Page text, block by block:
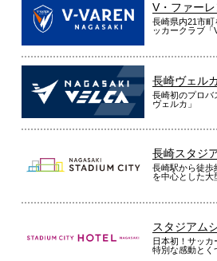
V・ファー
長崎県内21市
ッカークラブ「
長崎ヴェルカ
長崎初のプロバ
ヴェルカ」
長崎スタジ
長崎駅から徒歩
を中心とした大
スタジアム
日本初！サッカ
特別な感動とく